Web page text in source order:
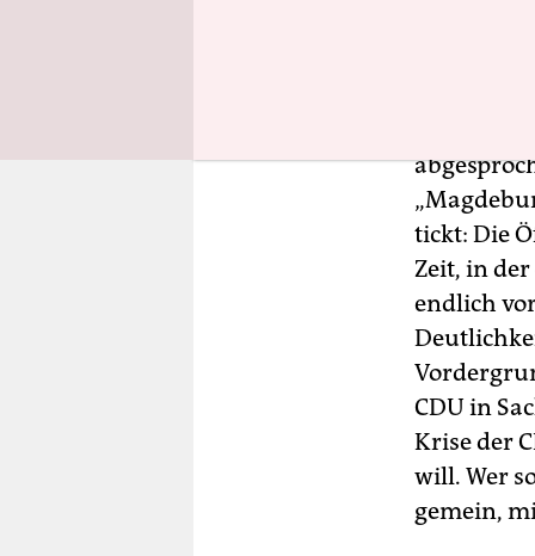
Anhalt
tickt: Die
Zeit, in
endlich
CDU in
Krise der
will. Wer
gemein,